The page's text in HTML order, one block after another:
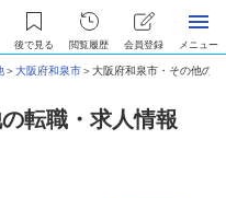
後で見る 閲覧履歴 会員登録 メニュー
＞大阪府和泉市＞大阪府和泉市・その他の
転職・求人情報